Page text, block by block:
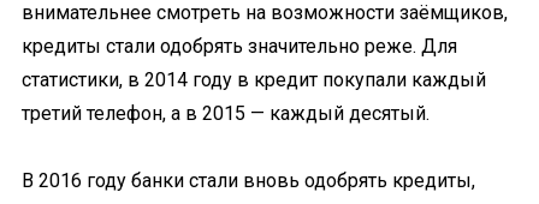
внимательнее смотреть на возможности заёмщиков,
кредиты стали одобрять значительно реже. Для
статистики, в 2014 году в кредит покупали каждый
третий телефон, а в 2015 — каждый десятый.
В 2016 году банки стали вновь одобрять кредиты,